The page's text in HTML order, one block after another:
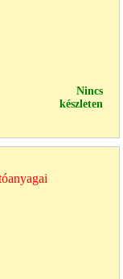
Nincs
készleten